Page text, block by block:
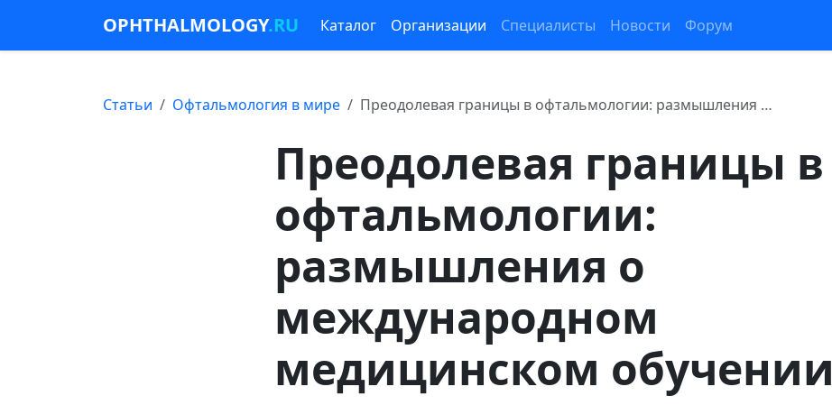
OPHTHALMOLOGY.RU Каталог Организации Специалисты Новости Форум
Статьи Офтальмология в мире Преодолевая границы в офтальмологии: размышления …
Преодолевая границы в
офтальмологии:
размышления о
международном
медицинском обучении